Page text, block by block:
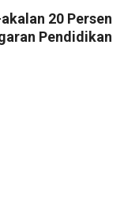
20 Persen
Pendidikan